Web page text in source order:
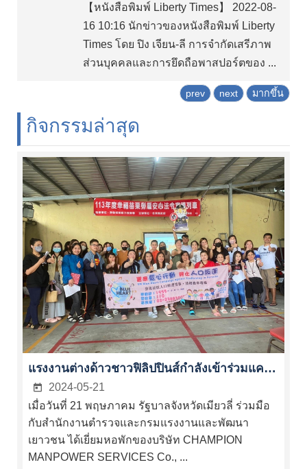
โซน
โสต
ทัศน์
กฎหมาย
และ
ข้อ
บังคับ
ข่าวสาร
ประชาสัมพันธ์
เกี่ยวข้อง
【หนังสือพิมพ์ Liberty Times】 2022-08-
16 10:16 นักข่าวของหนังสือพิมพ์ Liberty
Times โดย ปิง เจียน-ลี การจำกัดเสรีภาพ
ส่วนบุคคลและการยึดถือพาสปอร์ตของ ...
prev next มากขึ้น
กิจกรรมล่าสุด
แรงงานต่างด้าวชาวฟิลิปปินส์กำลังเข้าร่วมแคมเปญ "หัวใจสีฟ้า" ของสหประชาชาติเพื่อต่อสู้กับการค้ามนุษย์ร่วมกัน
2024-05-21
เมื่อวันที่ 21 พฤษภาคม รัฐบาลจังหวัดเมียวลี่ ร่วมมือ
กับสำนักงานตำรวจและกรมแรงงานและพัฒนา
เยาวชน ได้เยี่ยมหอพักของบริษัท CHAMPION
MANPOWER SERVICES Co., ...